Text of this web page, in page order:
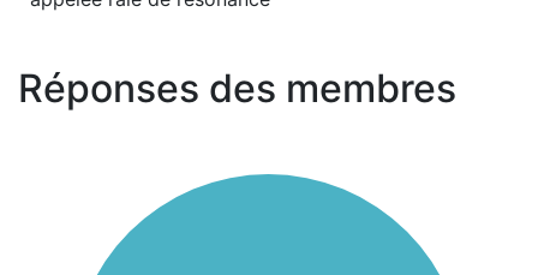
Réponses des membres